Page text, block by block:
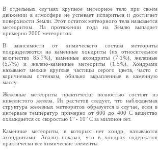
В отдельных случаях крупное метеорное тело при своем
движении в атмосфере не успевает испариться и достигает
поверхности Земли. Этот остаток метеорного тела называется
метеоритом. На протяжении года на Землю выпадает
примерно 2000 метеоритов.
В зависимости от химического состава метеориты
подразделяются на каменные хондриты (их относительное
количество 85.7%), каменные ахондриты (7.1%), железные
(5.7%) и железо-каменные метеориты (1.5%). Хондрами
называют мелкие круглые частицы серого цвета, часто с
коричневым оттенком, обильно вкрапленные в каменную
массу.
Железные метеориты практически полностью состоят из
никелистого железа. Из расчетов следует, что наблюдаемая
структура железных метеоритов образуется в случае, если в
интервале температур примерно от 600 до 400 С вещество
охлаждается со скоростью 1° - 10° С за миллион лет.
Каменные метеориты, в которых нет хондр, называются
ахондритами. Анализ показал, что в хондрах содержатся
практически все химические элементы.